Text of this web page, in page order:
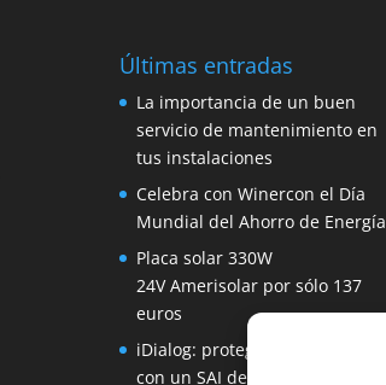
Últimas entradas
La importancia de un buen
servicio de mantenimiento en
tus instalaciones
Celebra con Winercon el Día
Mundial del Ahorro de Energía
Placa solar 330W
24V Amerisolar por sólo 137
euros
iDialog: protege tus equipos
con un SAI de fácil instalación